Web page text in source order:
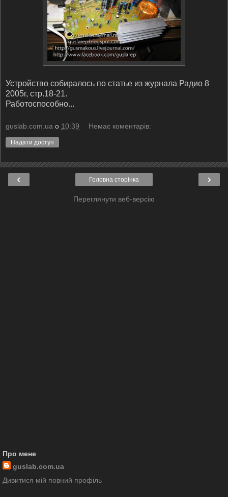
Устройство собиралось по статье из журнала Радио 8
2005г, стр.18-21.
Работоспособно...
guslab.com.ua о 10:39 Немає коментарів:
Надати доступ
‹ ›
Головна сторінка
Переглянути веб-версію
Про мене
guslab.com.ua
Дивитися мій повний профіль